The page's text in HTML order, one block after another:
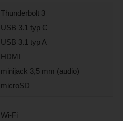
Thunderbolt 3
USB 3.1 typ C
USB 3.1 typ A
HDMI
minijack 3,5 mm (audio)
microSD
Wi-Fi